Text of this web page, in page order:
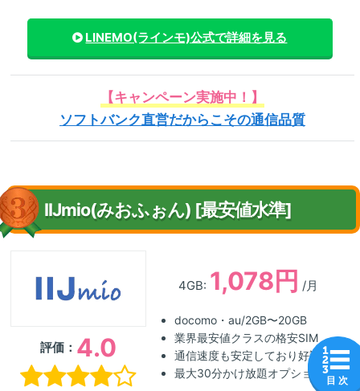
LINEMO(ラインモ)公式で詳細を見る
【キャンペーン実施中！】
ソフトバンク直営だからこその通信品質
IIJmio(みおふぉん) [最安値水準]
評価： 4.0
4GB: 1,078円 /月
docomo・au/2GB〜20GB
業界最安値クラスの格安SIM
通信速度も安定しており好評
最大30分かけ放題オプション
目 次